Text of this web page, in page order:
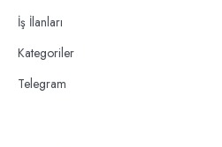
İş İlanları
Kategoriler
Telegram